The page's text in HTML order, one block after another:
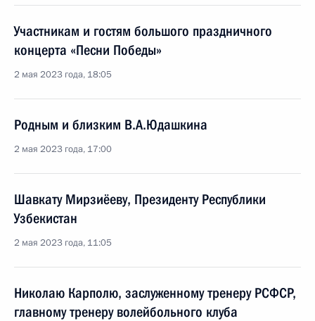
Участникам и гостям большого праздничного
концерта «Песни Победы»
2 мая 2023 года, 18:05
Родным и близким В.А.Юдашкина
2 мая 2023 года, 17:00
Шавкату Мирзиёеву, Президенту Республики
Узбекистан
2 мая 2023 года, 11:05
Николаю Карполю, заслуженному тренеру РСФСР,
главному тренеру волейбольного клуба